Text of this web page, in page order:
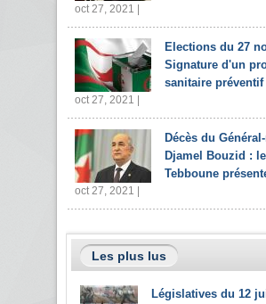
oct 27, 2021 |
Elections du 27
Signature d'un
sanitaire préventif
oct 27, 2021 |
Décès du
Djamel Bouzid :
Tebboune
oct 27, 2021 |
Les plus lus
Législatives du 12